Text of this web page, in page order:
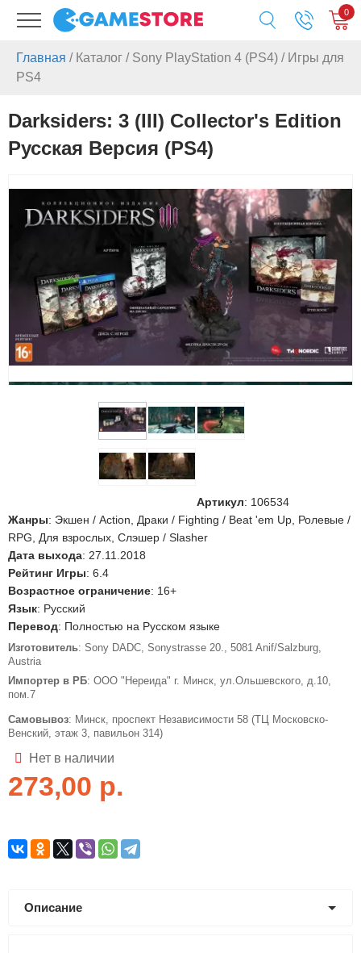
0
Главная / Каталог / Sony PlayStation 4 (PS4) / Игры для
PS4
Darksiders: 3 (III) Collector's Edition
Русская Версия (PS4)
Артикул: 106534
Жанры: Экшен / Action, Драки / Fighting / Beat 'em Up, Ролевые /
RPG, Для взрослых, Слэшер / Slasher
Дата выхода: 27.11.2018
Рейтинг Игры: 6.4
Возрастное ограничение: 16+
Язык: Русский
Перевод: Полностью на Русском языке
Изготовитель: Sony DADC, Sonystrasse 20., 5081 Anif/Salzburg,
Austria
Импортер в РБ: ООО "Нереида" г. Минск, ул.Ольшевского, д.10,
пом.7
Самовывоз: Минск, проспект Независимости 58 (ТЦ Московско-
Венский, этаж 3, павильон 314)
Нет в наличии
273,00 р.
Описание